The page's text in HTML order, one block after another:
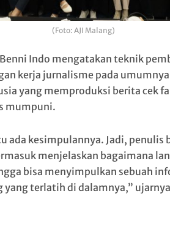
(Foto: AJI Malang)
Indo mengatakan teknik
kerja jurnalisme pada
yang memproduksi berita cek
mumpuni.
ada kesimpulannya. Jadi, penulis
menjelaskan bagaimana
bisa menyimpulkan sebuah
yang terlatih di dalamnya,”